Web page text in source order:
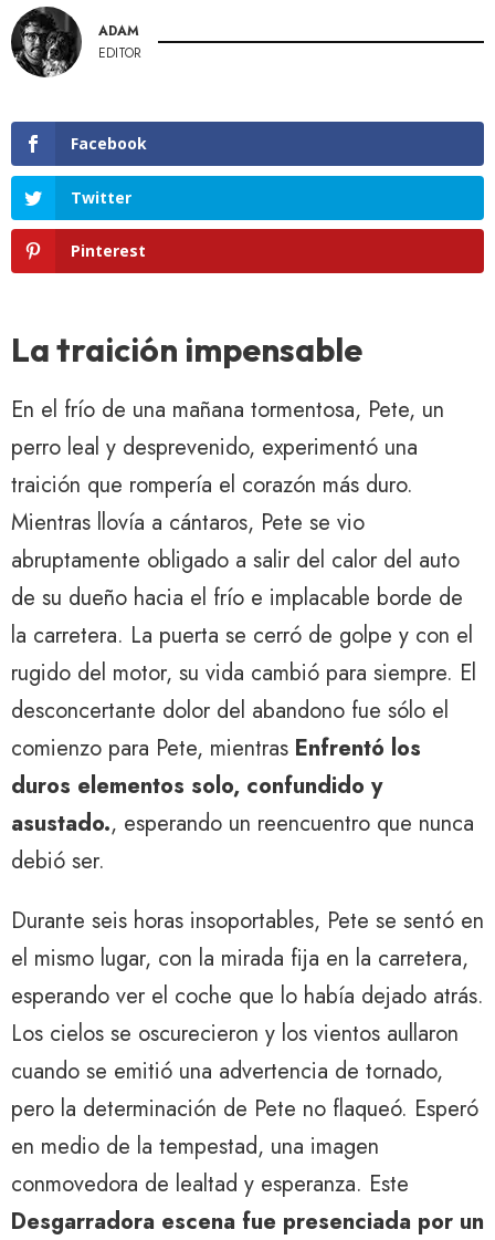
ADAM
EDITOR
Facebook
Twitter
Pinterest
La traición impensable
En el frío de una mañana tormentosa, Pete, un
perro leal y desprevenido, experimentó una
traición que rompería el corazón más duro.
Mientras llovía a cántaros, Pete se vio
abruptamente obligado a salir del calor del auto
de su dueño hacia el frío e implacable borde de
la carretera. La puerta se cerró de golpe y con el
rugido del motor, su vida cambió para siempre. El
desconcertante dolor del abandono fue sólo el
comienzo para Pete, mientras Enfrentó los
duros elementos solo, confundido y
asustado., esperando un reencuentro que nunca
debió ser.
Durante seis horas insoportables, Pete se sentó en
el mismo lugar, con la mirada fija en la carretera,
esperando ver el coche que lo había dejado atrás.
Los cielos se oscurecieron y los vientos aullaron
cuando se emitió una advertencia de tornado,
pero la determinación de Pete no flaqueó. Esperó
en medio de la tempestad, una imagen
conmovedora de lealtad y esperanza. Este
Desgarradora escena fue presenciada por un